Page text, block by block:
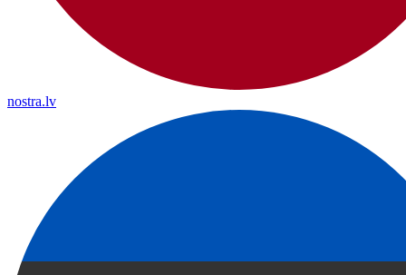
nostra.lv